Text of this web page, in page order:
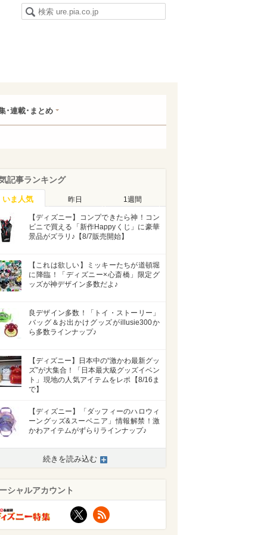
･連載･まとめ
記事ランキング
いま人気 昨日 1週間
【ディズニー】コンプできたら神！コン
ビニで買える「新作Happyくじ」に豪華
景品がズラリ♪【8/7販売開始】
【これは欲しい】ミッキーたちが道頓堀
に降臨！「ディズニー×心斎橋」限定グ
ッズが神デザイン多数だよ♪
良デザイン多数！「トイ・ストーリー」
バッグ＆お出かけグッズがillusie300か
ら多数ラインナップ♪
【ディズニー】日本中の“激かわ最新グッ
ズ”が大集合！「日本最大級グッズイベン
ト」現地の人気アイテムをレポ【8/16ま
で】
【ディズニー】「ダッフィーのハロウィ
ーングッズ&スーベニア」情報解禁！激
かわアイテムがずらりラインナップ♪
続きを読み込む
シャルアカウント
X